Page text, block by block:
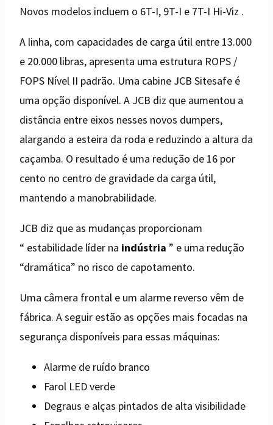
Novos modelos incluem o 6T-I, 9T-I e 7T-I Hi-Viz .
A linha, com capacidades de carga útil entre 13.000
e 20.000 libras, apresenta uma estrutura ROPS /
FOPS Nível II padrão. Uma cabine JCB Sitesafe é
uma opção disponível. A JCB diz que aumentou a
distância entre eixos nesses novos dumpers,
alargando a esteira da roda e reduzindo a altura da
caçamba. O resultado é uma redução de 16 por
cento no centro de gravidade da carga útil,
mantendo a manobrabilidade.
JCB diz que as mudanças proporcionam
“ estabilidade líder na indústria ” e uma redução
“dramática” no risco de capotamento.
Uma câmera frontal e um alarme reverso vêm de
fábrica. A seguir estão as opções mais focadas na
segurança disponíveis para essas máquinas:
Alarme de ruído branco
Farol LED verde
Degraus e alças pintados de alta visibilidade